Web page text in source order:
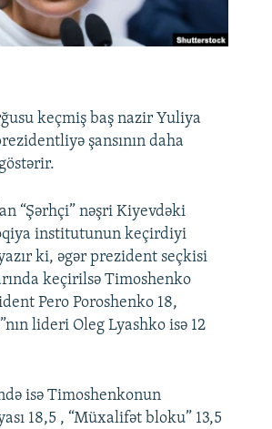
KITABXANASI
STANDARTLARIMIZ
TELEFONUNUZDA
saytlarıkeçmiş baş nazir Yuliya
şansının daha
“Şərhçi” nəşri Kiyevdəki
institutunun keçirdiyi
ki, əgər prezident seçkisi
keçirilsə Timoshenko
Pero Poroshenko 18,
lideri Oleg Lyashko isə 12
isə Timoshenkonun
18,5 , “Müxalifət bloku” 13,5